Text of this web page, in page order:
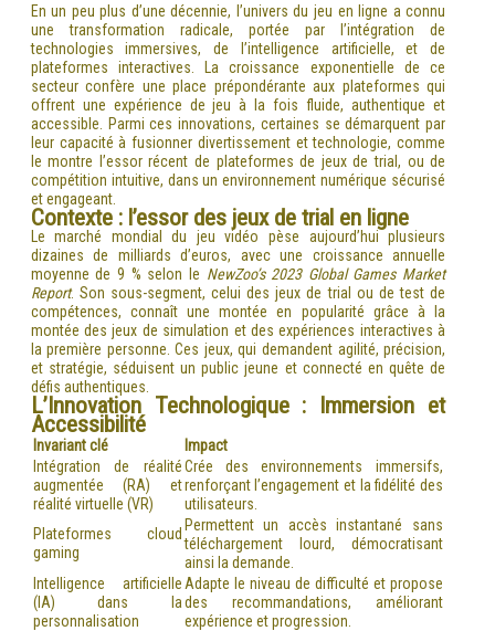
En un peu plus d’une décennie, l’univers du jeu en ligne a connu
une transformation radicale, portée par l’intégration de
technologies immersives, de l’intelligence artificielle, et de
plateformes interactives. La croissance exponentielle de ce
secteur confère une place prépondérante aux plateformes qui
offrent une expérience de jeu à la fois fluide, authentique et
accessible. Parmi ces innovations, certaines se démarquent par
leur capacité à fusionner divertissement et technologie, comme
le montre l’essor récent de plateformes de jeux de trial, ou de
compétition intuitive, dans un environnement numérique sécurisé
et engageant.
Contexte : l’essor des jeux de trial en ligne
Le marché mondial du jeu vidéo pèse aujourd’hui plusieurs
dizaines de milliards d’euros, avec une croissance annuelle
moyenne de 9 % selon le NewZoo’s 2023 Global Games Market
Report. Son sous-segment, celui des jeux de trial ou de test de
compétences, connaît une montée en popularité grâce à la
montée des jeux de simulation et des expériences interactives à
la première personne. Ces jeux, qui demandent agilité, précision,
et stratégie, séduisent un public jeune et connecté en quête de
défis authentiques.
L’Innovation Technologique : Immersion et
Accessibilité
Invariant clé
Impact
Intégration de réalité
augmentée (RA) et
réalité virtuelle (VR)
Crée des environnements immersifs,
renforçant l’engagement et la fidélité des
utilisateurs.
Plateformes cloud
gaming
Permettent un accès instantané sans
téléchargement lourd, démocratisant
ainsi la demande.
Intelligence artificielle
(IA) dans la
personnalisation
Adapte le niveau de difficulté et propose
des recommandations, améliorant
expérience et progression.